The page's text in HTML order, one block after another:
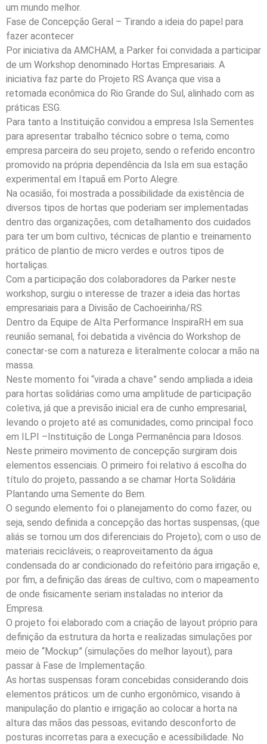
um mundo melhor.
Fase de Concepção Geral – Tirando a ideia do papel para
fazer acontecer
Por iniciativa da AMCHAM, a Parker foi convidada a participar
de um Workshop denominado Hortas Empresariais. A
iniciativa faz parte do Projeto RS Avança que visa a
retomada econômica do Rio Grande do Sul, alinhado com as
práticas ESG.
Para tanto a Instituição convidou a empresa Isla Sementes
para apresentar trabalho técnico sobre o tema, como
empresa parceira do seu projeto, sendo o referido encontro
promovido na própria dependência da Isla em sua estação
experimental em Itapuã em Porto Alegre.
Na ocasião, foi mostrada a possibilidade da existência de
diversos tipos de hortas que poderiam ser implementadas
dentro das organizações, com detalhamento dos cuidados
para ter um bom cultivo, técnicas de plantio e treinamento
prático de plantio de micro verdes e outros tipos de
hortaliças.
Com a participação dos colaboradores da Parker neste
workshop, surgiu o interesse de trazer a ideia das hortas
empresariais para a Divisão de Cachoeirinha/RS.
Dentro da Equipe de Alta Performance InspiraRH em sua
reunião semanal, foi debatida a vivência do Workshop de
conectar-se com a natureza e literalmente colocar a mão na
massa.
Neste momento foi “virada a chave” sendo ampliada a ideia
para hortas solidárias como uma amplitude de participação
coletiva, já que a previsão inicial era de cunho empresarial,
levando o projeto até as comunidades, como principal foco
em ILPI –Instituição de Longa Permanência para Idosos.
Neste primeiro movimento de concepção surgiram dois
elementos essenciais. O primeiro foi relativo á escolha do
título do projeto, passando a se chamar Horta Solidária
Plantando uma Semente do Bem.
O segundo elemento foi o planejamento do como fazer, ou
seja, sendo definida a concepção das hortas suspensas, (que
aliás se tornou um dos diferenciais do Projeto); com o uso de
materiais recicláveis; o reaproveitamento da água
condensada do ar condicionado do refeitório para irrigação e,
por fim, a definição das áreas de cultivo, com o mapeamento
de onde fisicamente seriam instaladas no interior da
Empresa.
O projeto foi elaborado com a criação de layout próprio para
definição da estrutura da horta e realizadas simulações por
meio de “Mockup” (simulações do melhor layout), para
passar à Fase de Implementação.
As hortas suspensas foram concebidas considerando dois
elementos práticos: um de cunho ergonômico, visando à
manipulação do plantio e irrigação ao colocar a horta na
altura das mãos das pessoas, evitando desconforto de
posturas incorretas para a execução e acessibilidade. No